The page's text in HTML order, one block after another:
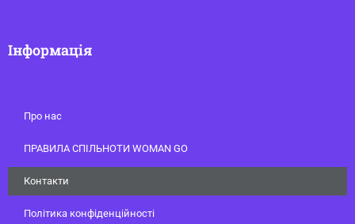
Інформація
Про нас
ПРАВИЛА СПІЛЬНОТИ WOMAN GO
Контакти
Політика конфіденційності